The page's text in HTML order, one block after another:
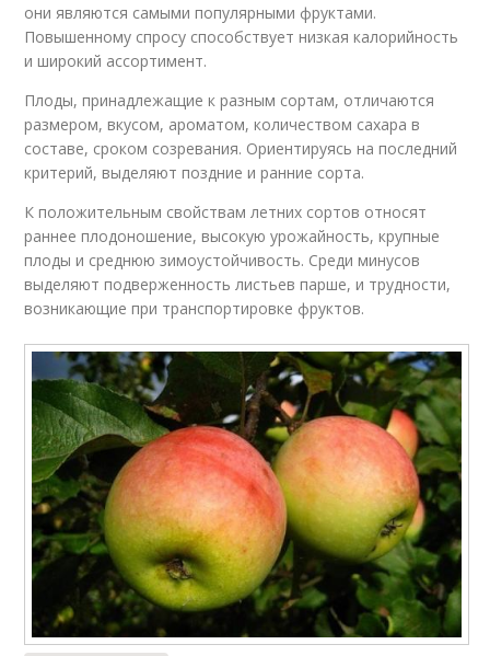
они являются самыми популярными фруктами.
Повышенному спросу способствует низкая калорийность
и широкий ассортимент.
Плоды, принадлежащие к разным сортам, отличаются
размером, вкусом, ароматом, количеством сахара в
составе, сроком созревания. Ориентируясь на последний
критерий, выделяют поздние и ранние сорта.
К положительным свойствам летних сортов относят
раннее плодоношение, высокую урожайность, крупные
плоды и среднюю зимоустойчивость. Среди минусов
выделяют подверженность листьев парше, и трудности,
возникающие при транспортировке фруктов.